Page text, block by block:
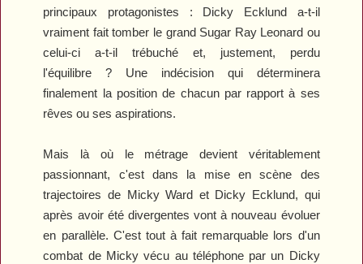
principaux protagonistes : Dicky Ecklund a-t-il
vraiment fait tomber le grand Sugar Ray Leonard ou
celui-ci a-t-il trébuché et, justement, perdu
l'équilibre ? Une indécision qui déterminera
finalement la position de chacun par rapport à ses
rêves ou ses aspirations.
Mais là où le métrage devient véritablement
passionnant, c'est dans la mise en scène des
trajectoires de Micky Ward et Dicky Ecklund, qui
après avoir été divergentes vont à nouveau évoluer
en parallèle. C'est tout à fait remarquable lors d'un
combat de Micky vécu au téléphone par un Dicky